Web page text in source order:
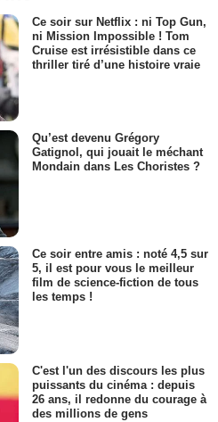
Ce soir sur Netflix : ni Top Gun,
ni Mission Impossible ! Tom
Cruise est irrésistible dans ce
thriller tiré d’une histoire vraie
Qu’est devenu Grégory
Gatignol, qui jouait le méchant
Mondain dans Les Choristes ?
Ce soir entre amis : noté 4,5 sur
5, il est pour vous le meilleur
film de science-fiction de tous
les temps !
C'est l'un des discours les plus
puissants du cinéma : depuis
26 ans, il redonne du courage à
des millions de gens